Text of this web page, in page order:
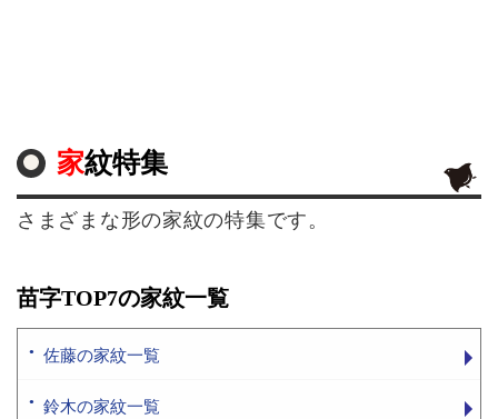
家紋特集
さまざまな形の家紋の特集です。
苗字TOP7の家紋一覧
佐藤の家紋一覧
鈴木の家紋一覧